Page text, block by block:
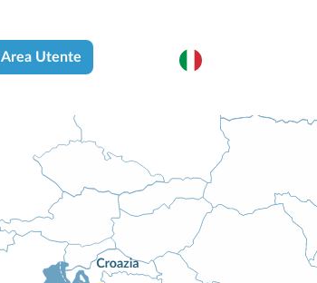
Area Utente